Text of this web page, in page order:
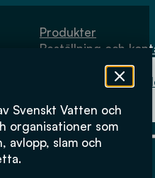
Svenskt Vatten och
organisationer som
avlopp, slam och
Produkter
Beställning och
Fysiskt lager